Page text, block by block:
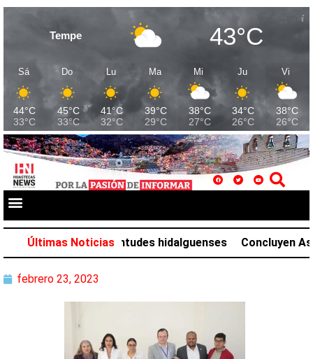
Tempe 43°C
Sá
44°C
33°C
Do
45°C
33°C
Lu
41°C
32°C
Ma
39°C
29°C
Mi
38°C
27°C
Ju
34°C
26°C
Vi
38°C
26°C
Últimas Noticias
para las juventudes hidalguenses Concluyen
febrero 23, 2023